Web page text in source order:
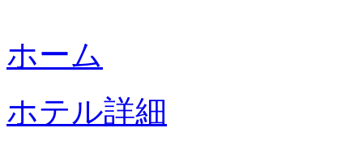
ホーム
ホテル詳細